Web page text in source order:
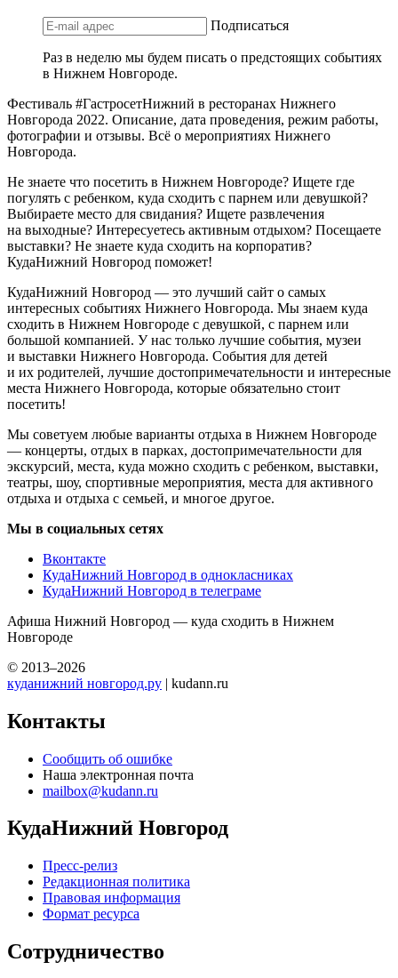
Подписаться
Раз в неделю мы будем писать о предстоящих событиях
в Нижнем Новгороде.
Фестиваль #ГастросетНижний в ресторанах Нижнего
Новгорода 2022. Описание, дата проведения, режим работы,
фотографии и отзывы. Всё о мероприятиях Нижнего
Новгорода.
Не знаете что посетить в Нижнем Новгороде? Ищете где
погулять с ребенком, куда сходить с парнем или девушкой?
Выбираете место для свидания? Ищете развлечения
на выходные? Интересуетесь активным отдыхом? Посещаете
выставки? Не знаете куда сходить на корпоратив?
КудаНижний Новгород поможет!
КудаНижний Новгород — это лучший сайт о самых
интересных событиях Нижнего Новгорода. Мы знаем куда
сходить в Нижнем Новгороде с девушкой, с парнем или
большой компанией. У нас только лучшие события, музеи
и выставки Нижнего Новгорода. События для детей
и их родителей, лучшие достопримечательности и интересные
места Нижнего Новгорода, которые обязательно стоит
посетить!
Мы советуем любые варианты отдыха в Нижнем Новгороде
— концерты, отдых в парках, достопримечательности для
экскурсий, места, куда можно сходить с ребенком, выставки,
театры, шоу, спортивные мероприятия, места для активного
отдыха и отдыха с семьей, и многое другое.
Мы в социальных сетях
Вконтакте
КудаНижний Новгород в однокласниках
КудаНижний Новгород в телеграме
Афиша Нижний Новгород — куда сходить в Нижнем
Новгороде
© 2013–2026
куданижний новгород.ру | kudann.ru
Контакты
Сообщить об ошибке
Наша электронная почта
mailbox@kudann.ru
КудаНижний Новгород
Пресс-релиз
Редакционная политика
Правовая информация
Формат ресурса
Сотрудничество